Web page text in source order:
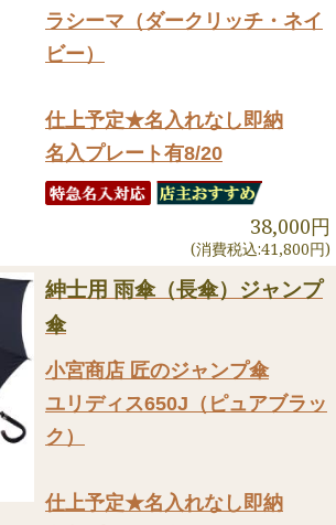
ラシーマ（ダークリッチ・ネイ
ビー）
仕上予定★名入れなし即納
名入プレート有8/20
38,000円
(消費税込:41,800円)
紳士用 雨傘（長傘）ジャンプ
傘
小宮商店 匠のジャンプ傘
ユリディス650J（ピュアブラッ
ク）
仕上予定★名入れなし即納